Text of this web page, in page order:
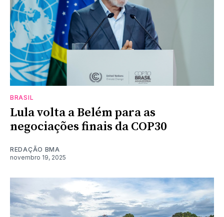
BRASIL
Lula volta a Belém para as
negociações finais da COP30
REDAÇÃO BMA
novembro 19, 2025